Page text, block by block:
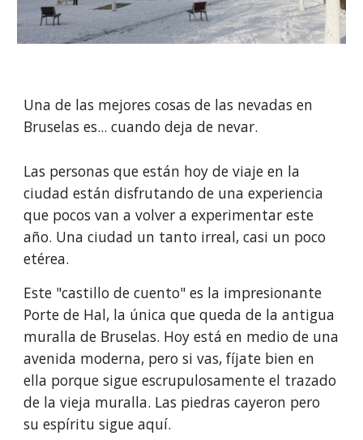
Una de las mejores cosas de las nevadas en
Bruselas es... cuando deja de nevar.
Las personas que están hoy de viaje en la
ciudad están disfrutando de una experiencia
que pocos van a volver a experimentar este
año. Una ciudad un tanto irreal, casi un poco
etérea.
Este "castillo de cuento" es la impresionante
Porte de Hal, la única que queda de la antigua
muralla de Bruselas. Hoy está en medio de una
avenida moderna, pero si vas, fíjate bien en
ella porque sigue escrupulosamente el trazado
de la vieja muralla. Las piedras cayeron pero
su espíritu sigue aquí.